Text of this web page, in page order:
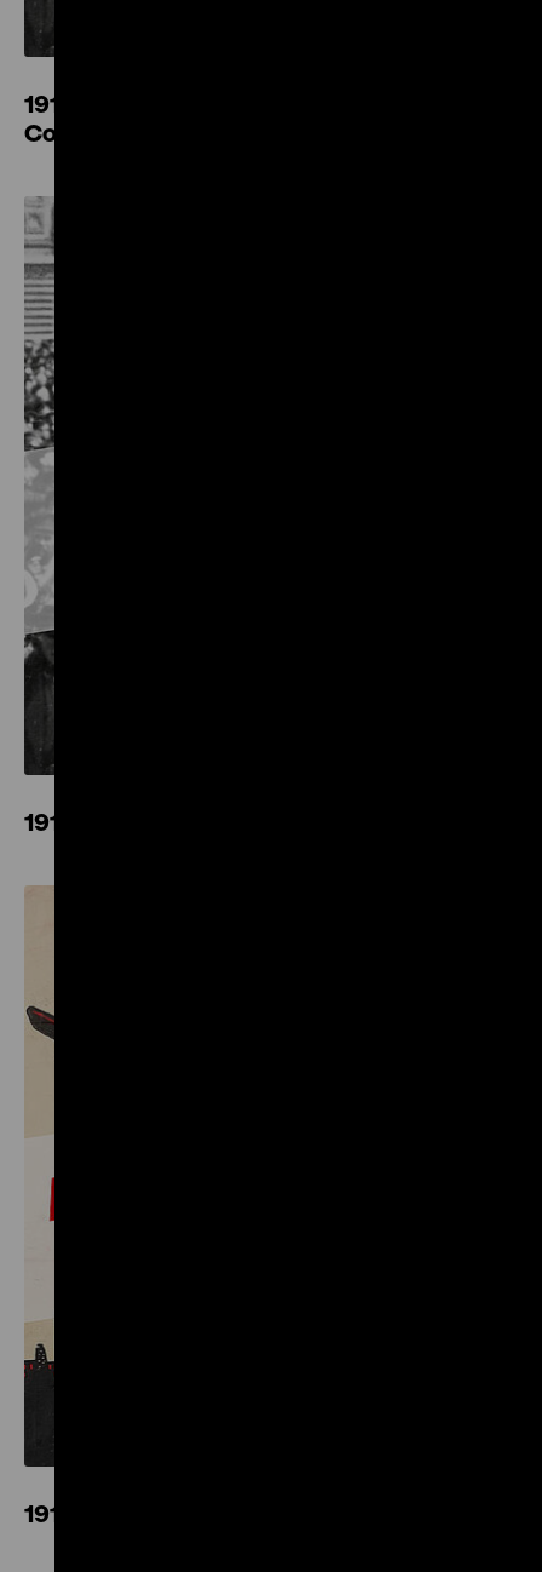
1917. Revolution. Russia and the
Consequences
1917. Revolution. Russland und die Folgen
1917. Revolution. Russland und Europa